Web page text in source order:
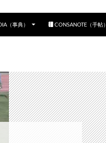
（事典）
CONSANOTE（手帖）